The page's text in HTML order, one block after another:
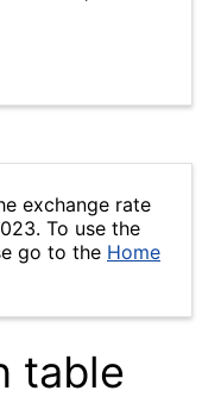
exchange rate
To use the
go to the Home
table